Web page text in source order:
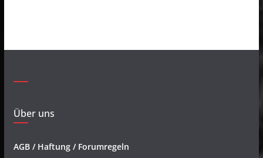
Über uns
AGB / Haftung / Forumregeln